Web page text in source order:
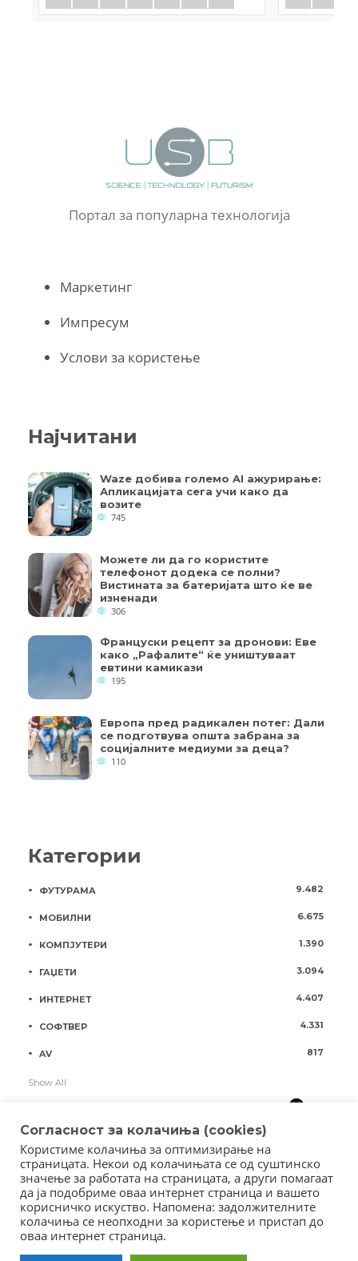
Портал за популарна технологија
Маркетинг
Импресум
Услови за користење
Најчитани
Waze добива големо AI ажурирање:
Апликацијата сега учи како да
возите
745
Можете ли да го користите
телефонот додека се полни?
Вистината за батеријата што ќе ве
изненади
306
Француски рецепт за дронови: Еве
како „Рафалите“ ќе уништуваат
евтини камикази
195
Европа пред радикален потег: Дали
се подготвува општа забрана за
социјалните медиуми за деца?
110
Категории
ФУТУРАМА 9.482
МОБИЛНИ 6.675
КОМПЈУТЕРИ 1.390
ГАЏЕТИ 3.094
ИНТЕРНЕТ 4.407
СОФТВЕР 4.331
AV 817
Show All
Copyright © 2018 - Member of IAB Macedonia
Согласност за колачиња (cookies)
Користиме колачиња за оптимизирање на
страницата. Некои од колачињата се од суштинско
значење за работата на страницата, а други помагаат
да ја подобриме оваа интернет страница и вашето
корисничко искуство. Напомена: задолжителните
колачиња се неопходни за користење и пристап до
оваа интернет страница.